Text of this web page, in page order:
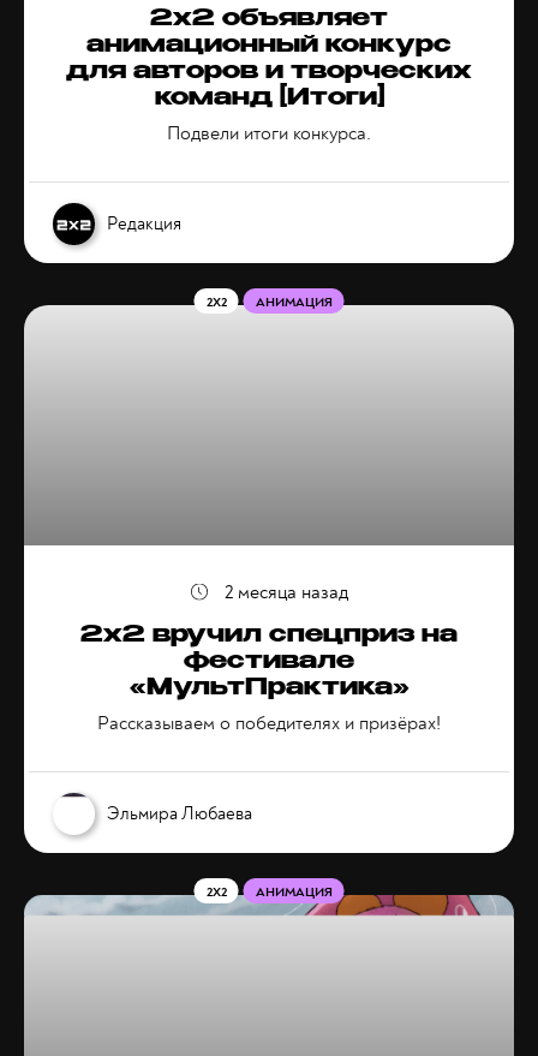
2х2 объявляет
анимационный конкурс
для авторов и творческих
команд [Итоги]
Подвели итоги конкурса.
Редакция
2х2 вручил спецприз на
фестивале
«МультПрактика»
Рассказываем о победителях и призёрах!
2X2 АНИМАЦИЯ
Эльмира Любаева
2 месяца назад
2X2 АНИМАЦИЯ